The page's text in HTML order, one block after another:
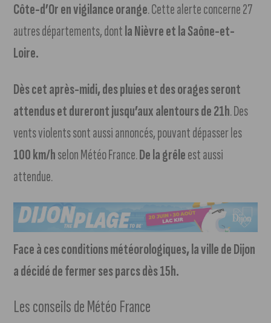
Côte-d’Or en vigilance orange. Cette alerte concerne 27
autres départements, dontla Nièvre et la Saône-et-
Loire.
Dès cet après-midi, des pluies et des orages seront
attendus et dureront jusqu’aux alentours de 21h. Des
vents violents sont aussi annoncés, pouvant dépasser les
100 km/hselon Météo France.De la grêleest aussi
attendue.
Face à ces conditions météorologiques, la ville de Dijon
a décidé de fermer ses parcs dès 15h.
Les conseils de Météo France